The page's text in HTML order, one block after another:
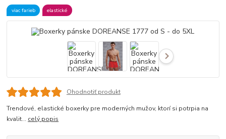
viac farieb elastické
Ohodnotiť produkt
Trendové, elastické boxerky pre moderných mužov, ktorí si potrpia na
kvalit... celý popis